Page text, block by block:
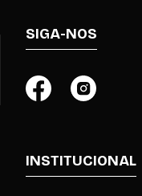
SIGA-NOS
INSTITUCIONAL